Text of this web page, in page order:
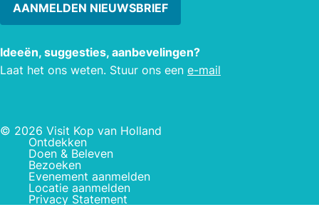
AANMELDEN NIEUWSBRIEF
Ideeën, suggesties, aanbevelingen?
Laat het ons weten. Stuur ons een e-mail
© 2026 Visit Kop van Holland
Ontdekken
Doen & Beleven
Bezoeken
Evenement aanmelden
Locatie aanmelden
Privacy Statement